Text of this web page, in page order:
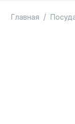
Главная /